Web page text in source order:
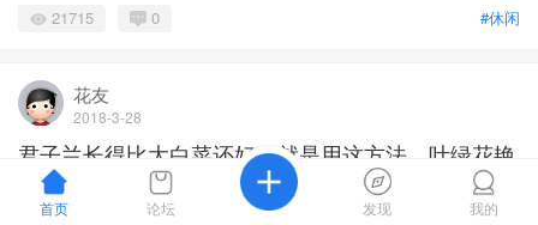
#休闲
21715 0
花友
2018-3-28
君子兰长得比大白菜还好，就是用这方法，叶绿花艳
一年开三次花！
首页 论坛 发现 我的